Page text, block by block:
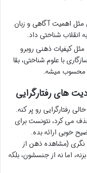
اهمیت آگاهی و زبان
انقلاب شناختی داد.
کیفیات ذهنی روبرو
با علوم شناختی، بقا
محسوب میشه.
های رفتارگرایی
رفتارگرایی رو پر کنه.
حذف می کرد، نتونست برای
خوبی ارائه بده.
نگری (مشاهده ذهن از
اما نه از جنسشون، بلکه